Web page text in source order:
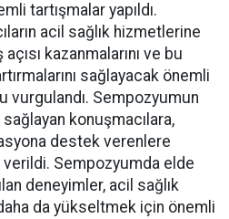
tartışmalar yapıldı.
acil sağlık hizmetlerine
kazanmalarını ve bu
sağlayacak önemli
Sempozyumun
konuşmacılara,
destek verenlere
verildi. Sempozyumda elde
deneyimler, acil sağlık
da yükseltmek için önemli